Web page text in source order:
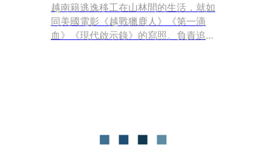
越南籍逃逸移工在山林間的生活，就如
同美國電影《越戰獵鹿人》《第一滴
血》《現代啟示錄》的寫照。負責追蹤
林，有的竄入草叢，遁形無蹤，身手之
矯健，令追緝人員傻眼。檢警說，他們